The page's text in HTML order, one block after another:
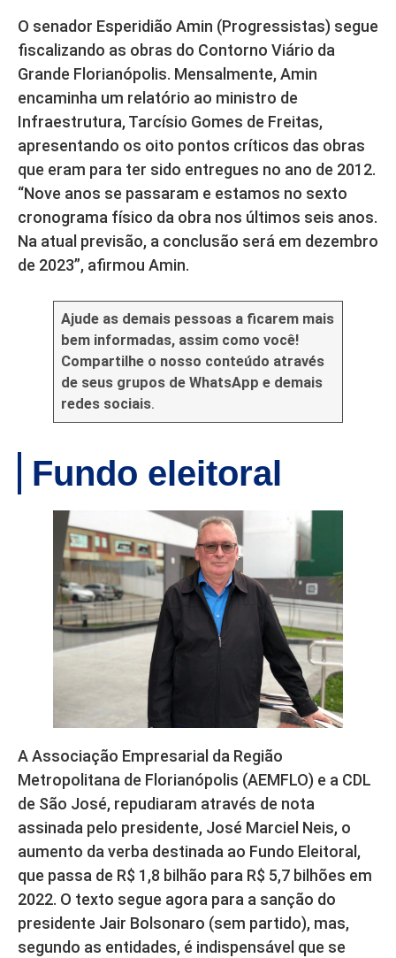
O senador Esperidião Amin (Progressistas) segue
fiscalizando as obras do Contorno Viário da
Grande Florianópolis. Mensalmente, Amin
encaminha um relatório ao ministro de
Infraestrutura, Tarcísio Gomes de Freitas,
apresentando os oito pontos críticos das obras
que eram para ter sido entregues no ano de 2012.
“Nove anos se passaram e estamos no sexto
cronograma físico da obra nos últimos seis anos.
Na atual previsão, a conclusão será em dezembro
de 2023”, afirmou Amin.
Ajude as demais pessoas a ficarem mais
bem informadas, assim como você!
Compartilhe o nosso conteúdo através
de seus grupos de WhatsApp e demais
redes sociais.
Fundo eleitoral
A Associação Empresarial da Região
Metropolitana de Florianópolis (AEMFLO) e a CDL
de São José, repudiaram através de nota
assinada pelo presidente, José Marciel Neis, o
aumento da verba destinada ao Fundo Eleitoral,
que passa de R$ 1,8 bilhão para R$ 5,7 bilhões em
2022. O texto segue agora para a sanção do
presidente Jair Bolsonaro (sem partido), mas,
segundo as entidades, é indispensável que se